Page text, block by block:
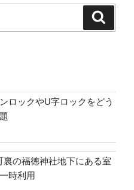
ロックやU字ロックをどう
裏の福徳神社地下にある室
時利用